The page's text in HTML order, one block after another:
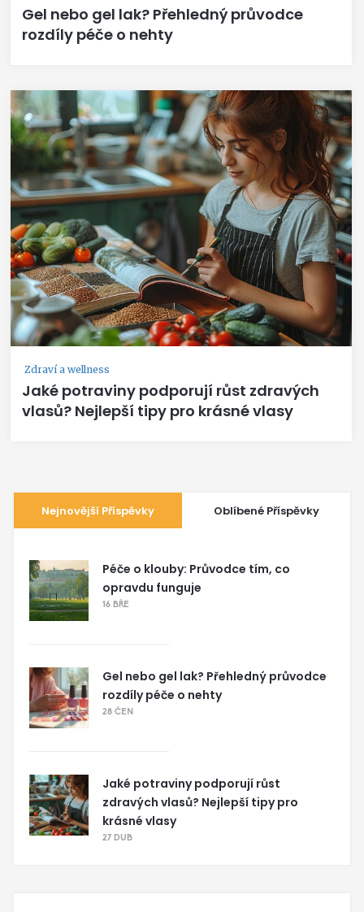
Gel nebo gel lak? Přehledný průvodce
rozdíly péče o nehty
Zdraví a wellness
Jaké potraviny podporují růst zdravých
vlasů? Nejlepší tipy pro krásné vlasy
Nejnovější Příspěvky Oblíbené Příspěvky
Péče o klouby: Průvodce tím, co
opravdu funguje
16 BŘE
Gel nebo gel lak? Přehledný průvodce
rozdíly péče o nehty
28 ČEN
Jaké potraviny podporují růst
zdravých vlasů? Nejlepší tipy pro
krásné vlasy
27 DUB